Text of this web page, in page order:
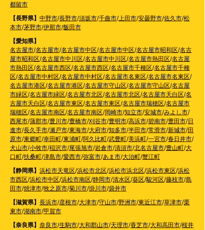
都留市
【長野県】 中野市/長野市/須坂市/千曲市/上田市/安曇野市/佐久市/松
本市/茅野市/伊那市/飯田市
【愛知県】
名古屋市/名古屋市/名古屋市中区/名古屋市中区/名古屋市昭和区/名古
屋市昭和区/名古屋市中川区/名古屋市中川区/名古屋市熱田区/名古屋
市熱田区/名古屋市西区/名古屋市西区/名古屋市千種区/名古屋市千種
区/名古屋市中村区/名古屋市中村区/名古屋市名東区/名古屋市名東区/
名古屋市港区/名古屋市港区/名古屋市守山区/名古屋市守山区/名古屋
市緑区/名古屋市緑区/名古屋市北区/名古屋市北区/名古屋市天白区/名
古屋市天白区/名古屋市東区/名古屋市東区/名古屋市瑞穂区/名古屋市
瑞穂区/名古屋市南区/名古屋市南区/岡崎市/知立市/安城市/みよし市/
西尾市/蒲郡市/豊川市/豊橋市/刈谷市/豊明市/高浜市/碧南市/豊田市/日
進市/長久手市/瀬戸市/東海市/大府市/知多市/半田市/常滑市/新城市/田
原市/東郷町/幸田町/東浦町/阿久比町/武豊町/美浜町/一宮市/春日井市/
犬山市/小牧市/稲沢市/尾張旭市/岩倉市/清須市/北名古屋市/豊山町/大
口町/扶桑町/津島市/愛西市/弥富市/あま市/大治町/蟹江町
【静岡県】 浜松市天竜区/浜松市北区/浜松市浜北区/浜松市東区/浜松
市西区/浜松市中区/浜松市南区/静岡市/清水区/葵区/駿河区/藤枝市/島
田市/焼津市/牧之原市/菊川市/掛川市/袋井市
【滋賀県】 長浜市/彦根市/大津市/守山市/野洲市/東近江市/草津市/栗
東市/湖南市/甲賀市
【奈良県】 奈良市/生駒市/大和郡山市/天理市/香芝市/大和高田市/桜井